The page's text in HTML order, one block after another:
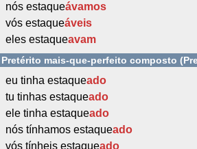
nós estaqueávamos
vós estaqueáveis
eles estaqueavam
Pretérito mais-que-perfeito composto
eu tinha estaqueado
tu tinhas estaqueado
ele tinha estaqueado
nós tínhamos estaqueado
vós tínheis estaqueado